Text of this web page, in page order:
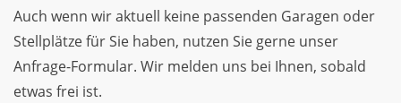
Auch wenn wir aktuell keine passenden Garagen oder
Stellplätze für Sie haben, nutzen Sie gerne unser
Anfrage-Formular. Wir melden uns bei Ihnen, sobald
etwas frei ist.